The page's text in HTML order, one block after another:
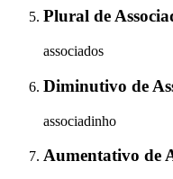
Plural de
associados
Diminutivo de
associadinho
Aumentativo de